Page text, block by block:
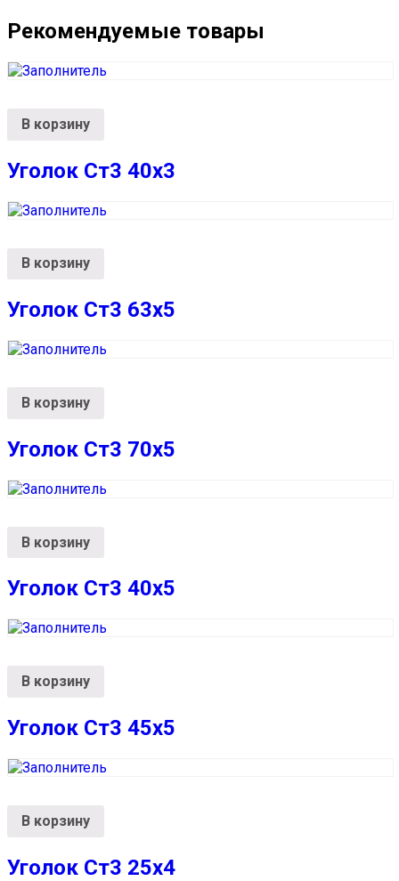
Рекомендуемые товары
В корзину
Уголок Ст3 40х3
В корзину
Уголок Ст3 63х5
В корзину
Уголок Ст3 70х5
В корзину
Уголок Ст3 40х5
В корзину
Уголок Ст3 45х5
В корзину
Уголок Ст3 25х4